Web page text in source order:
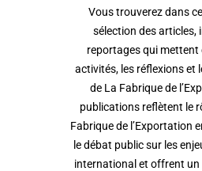
Vous trouverez dans
sélection des articles,
reportages qui mettent
activités, les réflexions et
de La Fabrique de
publications reflètent le
Fabrique de l’Exportation
le débat public sur les
international et offrent un